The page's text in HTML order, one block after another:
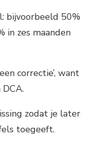
bijvoorbeeld 50%
in zes maanden
correctie’, want
zodat je later
toegeeft.